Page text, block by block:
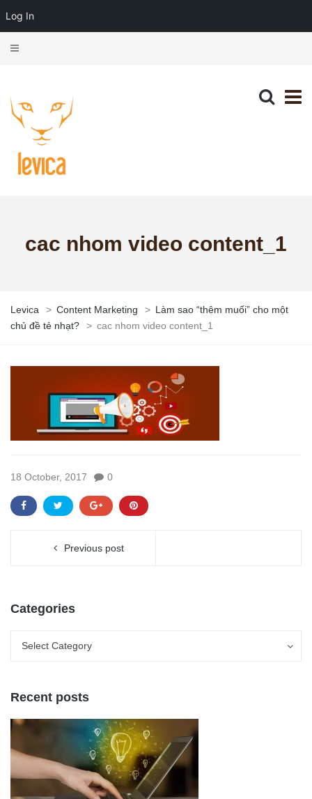
cac nhom video content_1
Levica > Content Marketing > Làm sao “thêm muối” cho một
chủ đề tẻ nhạt?
> cac nhom video content_1
18 October, 2017 0
Previous post
Categories
Select Category
Recent posts
Log In